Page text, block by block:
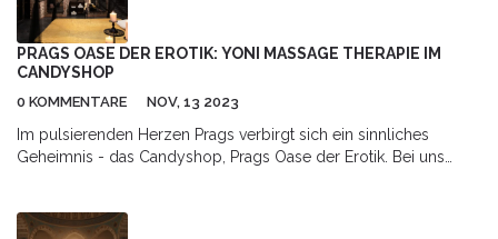
PRAGS OASE DER EROTIK: YONI MASSAGE THERAPIE IM
CANDYSHOP
0 KOMMENTARE NOV, 13 2023
Im pulsierenden Herzen Prags verbirgt sich ein sinnliches
Geheimnis - das Candyshop, Prags Oase der Erotik. Bei uns
meiner persönlichen Erfahrung erzählen und euch einen kleinen